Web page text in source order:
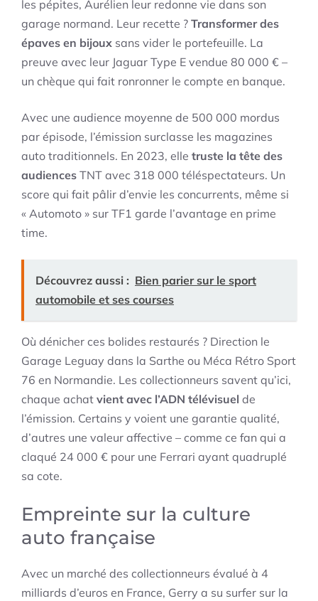
les pépites, Aurélien leur redonne vie dans son
garage normand. Leur recette ? Transformer des
épaves en bijoux sans vider le portefeuille. La
preuve avec leur Jaguar Type E vendue 80 000 € –
un chèque qui fait ronronner le compte en banque.
Avec une audience moyenne de 500 000 mordus
par épisode, l’émission surclasse les magazines
auto traditionnels. En 2023, elle truste la tête des
audiences TNT avec 318 000 téléspectateurs. Un
score qui fait pâlir d’envie les concurrents, même si
« Automoto » sur TF1 garde l’avantage en prime
time.
Découvrez aussi : Bien parier sur le sport
automobile et ses courses
Où dénicher ces bolides restaurés ? Direction le
Garage Leguay dans la Sarthe ou Méca Rétro Sport
76 en Normandie. Les collectionneurs savent qu’ici,
chaque achat vient avec l’ADN télévisuel de
l’émission. Certains y voient une garantie qualité,
d’autres une valeur affective – comme ce fan qui a
claqué 24 000 € pour une Ferrari ayant quadruplé
sa cote.
Empreinte sur la culture
auto française
Avec un marché des collectionneurs évalué à 4
milliards d’euros en France, Gerry a su surfer sur la